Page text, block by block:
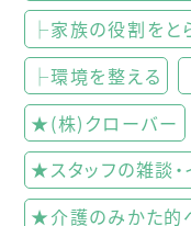
├家族の役割をと
├環境を整える
★(株)クローバー
★スタッフの雑談・
★介護のみかた的